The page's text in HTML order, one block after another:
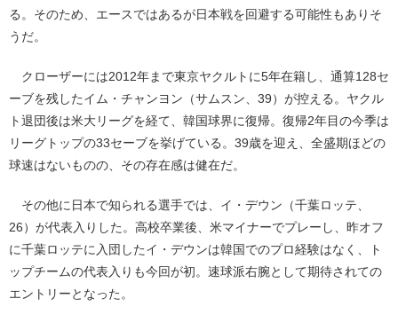
る。そのため、エースではあるが日本戦を回避する可能性もありそ
うだ。
クローザーには2012年まで東京ヤクルトに5年在籍し、通算128セ
ーブを残したイム・チャンヨン（サムスン、39）が控える。ヤクル
ト退団後は米大リーグを経て、韓国球界に復帰。復帰2年目の今季は
リーグトップの33セーブを挙げている。39歳を迎え、全盛期ほどの
球速はないものの、その存在感は健在だ。
その他に日本で知られる選手では、イ・デウン（千葉ロッテ、
26）が代表入りした。高校卒業後、米マイナーでプレーし、昨オフ
に千葉ロッテに入団したイ・デウンは韓国でのプロ経験はなく、ト
ップチームの代表入りも今回が初。速球派右腕として期待されての
エントリーとなった。